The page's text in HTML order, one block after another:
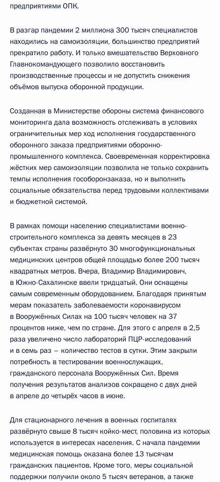
предприятиями ОПК.
В разгар пандемии 2 миллиона 300 тысяч специалистов
находились на самоизоляции, большинство предприятий
прекратило работу. И только вмешательство Верховного
Главнокомандующего позволило восстановить
производственные процессы и не допустить снижения
объёмов выпуска оборонной продукции.
Созданная в Министерстве обороны система финансового
мониторинга дала возможность отслеживать в условиях
ограничительных мер ход исполнения государственного
оборонного заказа предприятиями оборонно-
промышленного комплекса. Своевременная корректировка
жёстких мер самоизоляции позволила не только сохранить
темпы исполнения гособоронзаказа, но и выполнить
социальные обязательства перед трудовыми коллективами
и бюджетной системой.
В рамках помощи населению специалистами военно-
строительного комплекса за девять месяцев в 23
субъектах страны развёрнуто 30 многофункциональных
медицинских центров общей площадью более 200 тысяч
квадратных метров. Вчера, Владимир Владимирович,
в Южно-Сахалинске ввели тридцатый. Они оснащены
самым современным оборудованием. Благодаря принятым
мерам показатель заболеваемости коронавирусом
в Вооружённых Силах на 100 тысяч человек на 37
процентов ниже, чем по стране. Для этого с апреля в 2,5
раза увеличено число лабораторий ПЦР-исследований
и в семь раз – количество тестов в сутки. Этим закрыли
потребность в тестировании военнослужащих,
гражданского персонала Вооружённых Сил. Время
получения результатов анализов сокращено с двух дней
в апреле до четырёх часов в июне.
Для стационарного лечения в военных госпиталях
развёрнуто свыше 8 тысяч койко-мест, половина из которых
используется в интересах населения. С начала пандемии
медицинская помощь оказана более 13 тысячам
гражданских пациентов. Кроме того, меры социальной
поддержки получили около 5 тысяч ветеранов, а также